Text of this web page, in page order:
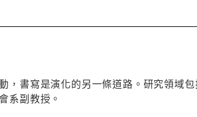
，書寫是演化的另一條道路。研究領域
系副教授。